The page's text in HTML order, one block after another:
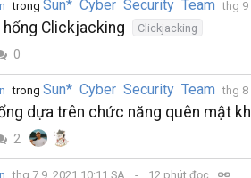
trong Sun* Cyber Security Team thg 9
hổng Clickjacking Clickjacking
0
trong Sun* Cyber Security Team thg 8
dựa trên chức năng quên mật
2
thg 7 9, 2021 10:11 SA 12 phút đọc